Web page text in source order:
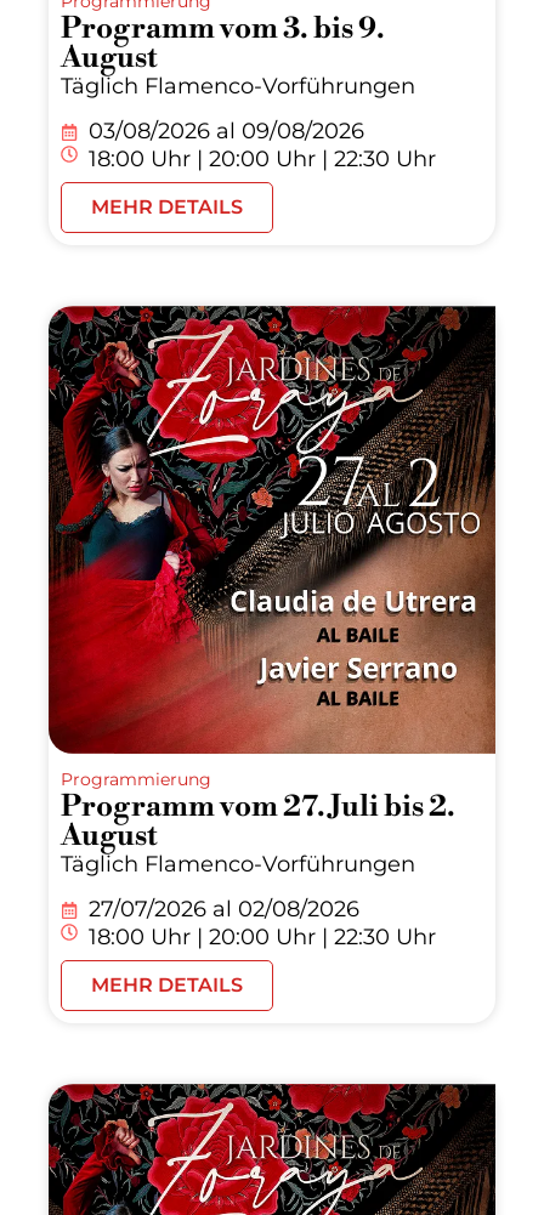
Programm vom 3. bis 9.
August
Täglich Flamenco-Vorführungen
03/08/2026 al 09/08/2026
18:00 Uhr | 20:00 Uhr | 22:30 Uhr
MEHR DETAILS
Programmierung
Programm vom 27. Juli bis 2.
August
Täglich Flamenco-Vorführungen
27/07/2026 al 02/08/2026
18:00 Uhr | 20:00 Uhr | 22:30 Uhr
MEHR DETAILS